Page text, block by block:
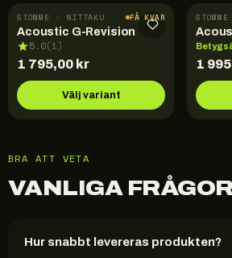
STOMME · NITTAKU FÅ KVAR
Acoustic G-Revision
5.0(1)
1 795,00 kr
Välj variant
1
BRA ATT VETA
VANLIGA FRÅGOR
Hur snabbt levereras produkten?